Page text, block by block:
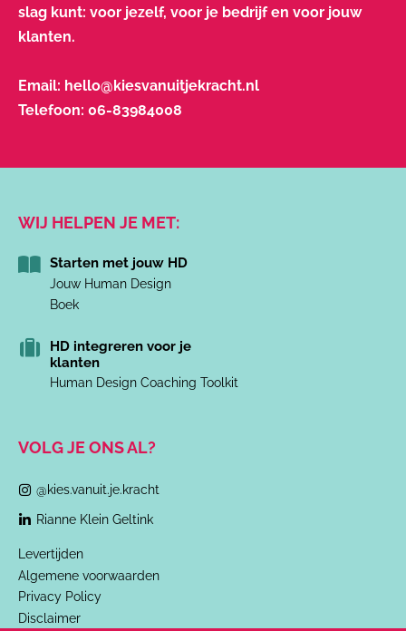
slag kunt: voor jezelf, voor je bedrijf en voor jouw
klanten.
Email: hello@kiesvanuitjekracht.nl
Telefoon: 06-83984008
WIJ HELPEN JE MET:
Starten met jouw HD
Jouw Human Design
Boek
HD integreren voor je
klanten
Human Design Coaching Toolkit
VOLG JE ONS AL?
@kies.vanuit.je.kracht
Rianne Klein Geltink
Levertijden
Algemene voorwaarden
Privacy Policy
Disclaimer